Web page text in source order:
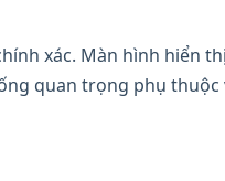
xác. Màn hình hiển
quan trọng phụ thuộc